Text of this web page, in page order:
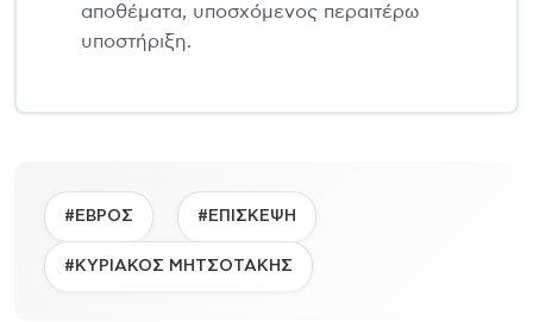
αποθέματα, υποσχόμενος περαιτέρω
υποστήριξη.
#ΕΒΡΟΣ #ΕΠΙΣΚΕΨΗ
#ΚΥΡΙΑΚΟΣ ΜΗΤΣΟΤΑΚΗΣ